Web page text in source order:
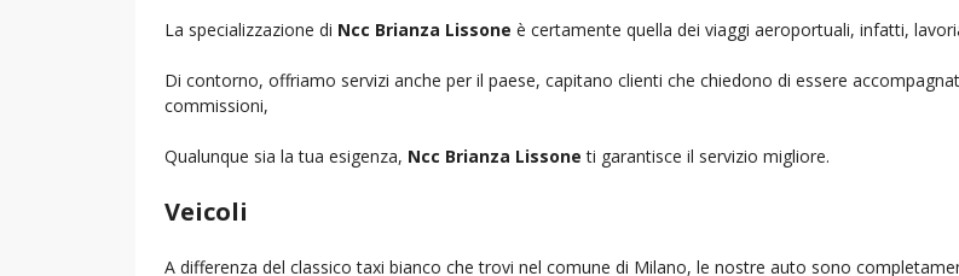
La specializzazione di Ncc Brianza Lissone è certamente quella dei viaggi aeroportuali, infatti,
Di contorno, offriamo servizi anche per il paese, capitano clienti che chiedono di essere
commissioni,
Qualunque sia la tua esigenza, Ncc Brianza Lissone ti garantisce il servizio migliore.
Veicoli
A differenza del classico taxi bianco che trovi nel comune di Milano, le nostre auto sono